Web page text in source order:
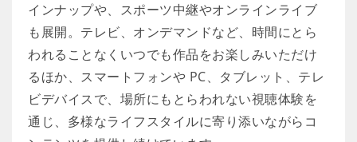
インナップや、スポーツ中継やオンラインライブ
も展開。テレビ、オンデマンドなど、時間にとら
われることなくいつでも作品をお楽しみいただけ
るほか、スマートフォンや PC、タブレット、テレ
ビデバイスで、場所にもとらわれない視聴体験を
通じ、多様なライフスタイルに寄り添いながらコ